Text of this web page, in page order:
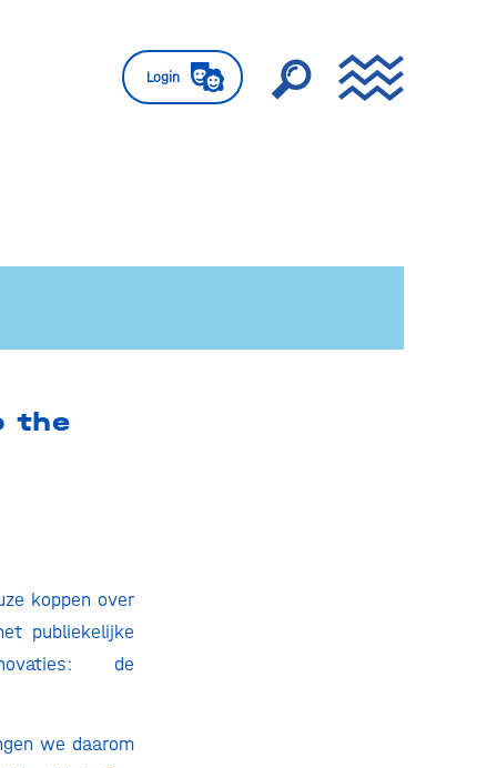
Login
the
koppen over
publiekelijke
de
we daarom